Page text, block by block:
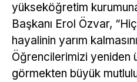
yükseköğretim
Başkanı Erol Özvar,
hayalinin yarım
Öğrencilerimizi yeniden
görmekten büyük